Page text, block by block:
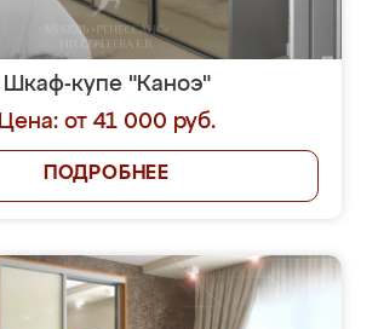
Шкаф-купе "Каноэ"
Цена: от 41 000 руб.
ПОДРОБНЕЕ